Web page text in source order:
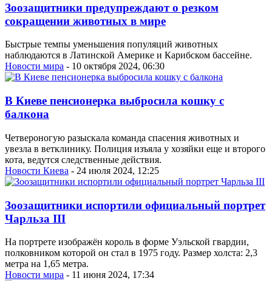
Зоозащитники предупреждают о резком
сокращении животных в мире
Быстрые темпы уменьшения популяций животных
наблюдаются в Латинской Америке и Карибском бассейне.
Новости мира - 10 октября 2024, 06:30
В Киеве пенсионерка выбросила кошку с
балкона
Четвероногую разыскала команда спасения животных и
увезла в ветклинику. Полиция изъяла у хозяйки еще и второго
кота, ведутся следственные действия.
Новости Киева - 24 июля 2024, 12:25
Зоозащитники испортили официальный портрет
Чарльза ІІІ
На портрете изображён король в форме Уэльской гвардии,
полковником которой он стал в 1975 году. Размер холста: 2,3
метра на 1,65 метра.
Новости мира - 11 июня 2024, 17:34